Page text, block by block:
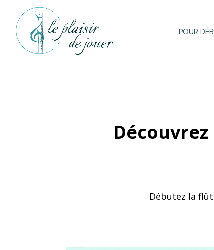
POUR
Débutez la